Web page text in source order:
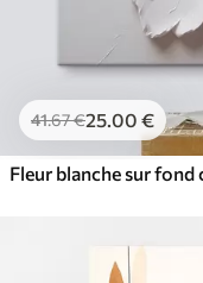
41.67€25.00 €
Fleur blanche sur fond